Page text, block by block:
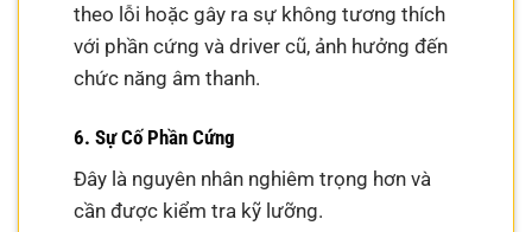
theo lỗi hoặc gây ra sự không tương thích
với phần cứng và driver cũ, ảnh hưởng đến
chức năng âm thanh.
6. Sự Cố Phần Cứng
Đây là nguyên nhân nghiêm trọng hơn và
cần được kiểm tra kỹ lưỡng.